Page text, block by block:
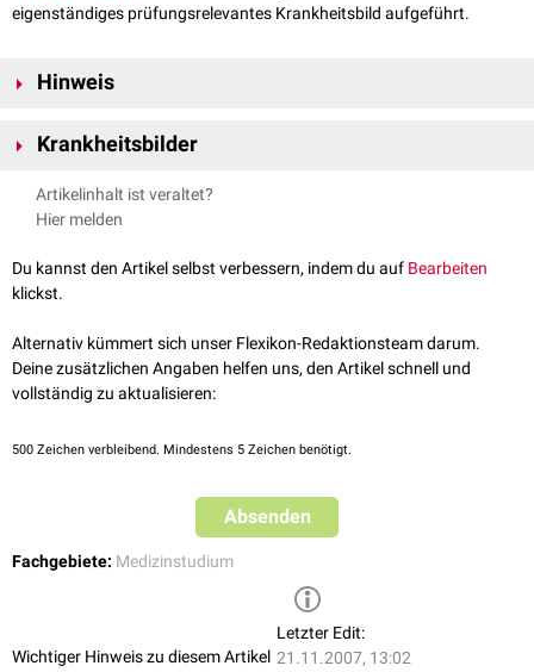
eigenständiges prüfungsrelevantes Krankheitsbild aufgeführt.
Hinweis
die dahinter stehenden, einzelnen Krankheitsbilder bzw. -bezeichnungen
ihnen das IMPP jeweils zuweist.
Im Textkasten "Essentielle Lernthemen" werden jedoch häufiger vom
Lernenden für das Wesentliche zu schärfen.
Krankheitsbilder
Der Systematik der ICD-10
den Gegenstandskatalog ein. Relevante Artikel aus dem Flexikon sind
Auf eine weitere Aufführung der Untergruppen wurde verzichtet.
Auge
Sehbahn
Auf jeden Fall lernen
Blindheit
Artikelinhalt ist veraltet?
Hier melden
Du kannst den Artikel selbst verbessern, indem du auf Bearbeiten
klickst.
Alternativ kümmert sich unser Flexikon-Redaktionsteam darum.
Deine zusätzlichen Angaben helfen uns, den Artikel schnell und
vollständig zu aktualisieren:
500 Zeichen verbleibend. Mindestens 5 Zeichen benötigt.
Absenden
Fachgebiete: Medizinstudium
Wichtiger Hinweis zu diesem Artikel
Letzter Edit:
21.11.2007, 13:02